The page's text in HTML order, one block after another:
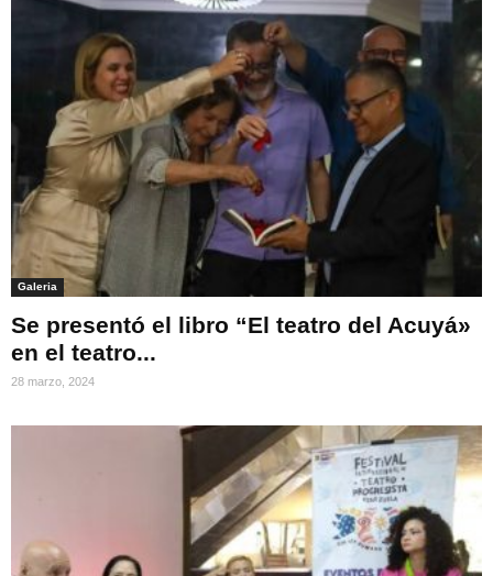
Galeria
Se presentó el libro “El teatro del Acuyá»
en el teatro...
28 marzo, 2024